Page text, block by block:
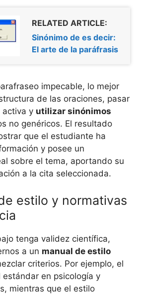
RELATED ARTICLE:
Sinónimo de es decir:
El arte de la paráfrasis
impecable, lo mejor
de las oraciones, pasar
activa y utilizar sinónimos
no genéricos. El resultado
que el estudiante ha
y posee un
sobre el tema, aportando su
a la cita seleccionada.
estilo y normativas
tenga validez científica,
a un manual de estilo
criterios. Por ejemplo, el
estándar en psicología y
mientras que el estilo